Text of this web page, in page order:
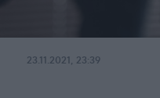
23.11.2021, 23:39